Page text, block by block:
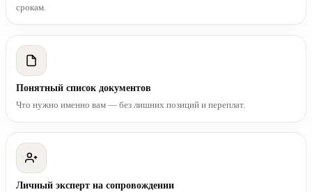
срокам.
Понятный список документов
Что нужно именно вам — без лишних позиций и переплат.
Личный эксперт на сопровождении